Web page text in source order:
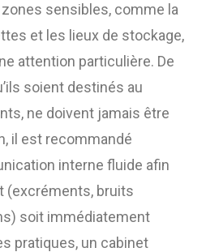
sensibles, comme la
et les lieux de stockage,
attention particulière. De
soient destinés au
ne doivent jamais être
il est recommandé
interne fluide afin
(excréments, bruits
soit immédiatement
pratiques, un cabinet